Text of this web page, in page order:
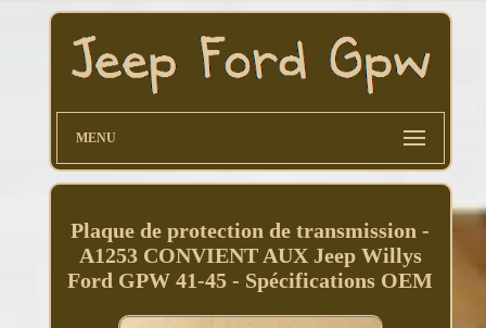
MENU
Plaque de protection de transmission -
A1253 CONVIENT AUX Jeep Willys
Ford GPW 41-45 - Spécifications OEM